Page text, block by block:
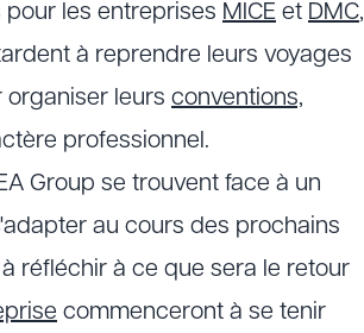
pour les entreprises MICE et DMC,
à reprendre leurs voyages
organiser leurs conventions,
professionnel.
Group se trouvent face à un
au cours des prochains
réfléchir à ce que sera le retour
commenceront à se tenir